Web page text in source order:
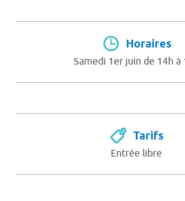
Horaires
Samedi 1er juin de 14h à
Tarifs
Entrée libre